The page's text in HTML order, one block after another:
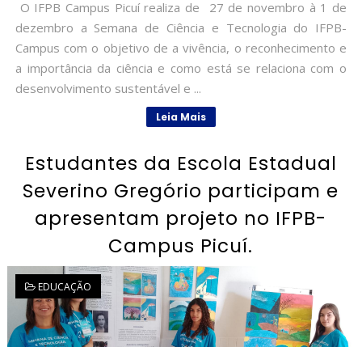
O IFPB Campus Picuí realiza de 27 de novembro à 1 de
dezembro a Semana de Ciência e Tecnologia do IFPB-
Campus com o objetivo de a vivência, o reconhecimento e
a importância da ciência e como está se relaciona com o
desenvolvimento sustentável e ...
Leia Mais
Estudantes da Escola Estadual
Severino Gregório participam e
apresentam projeto no IFPB-
Campus Picuí.
EDUCAÇÃO